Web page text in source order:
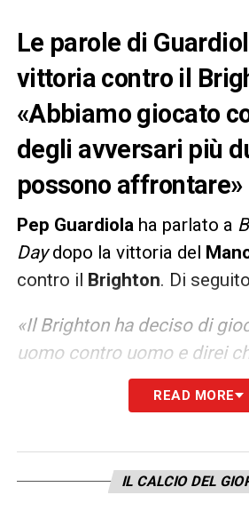
Le parole di
vittoria contro il
«Abbiamo giocato
degli avversari più
possono affrontare»
Pep Guardiola ha parlato a
Daydopo la vittoria del
contro il Brighton. Di
«Il Brighton ha deciso di
uomo contro uomo e direi
fortunati a fare il terzo gol.
un po’, perché abbiamo
palla il Brighton ha una
READ MORE
IL CALCIO DEL